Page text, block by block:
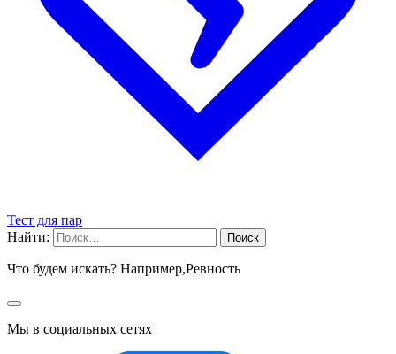
Тест для пар
Найти:
Что будем искать? Например,Ревность
Мы в социальных сетях